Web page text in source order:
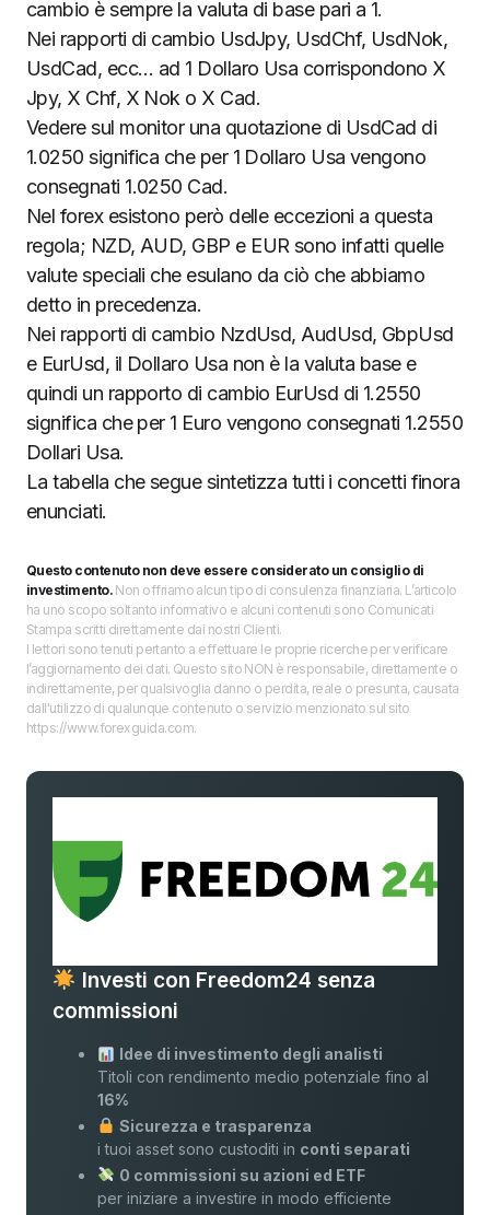
cambio è sempre la valuta di base pari a 1.
Nei rapporti di cambio UsdJpy, UsdChf, UsdNok,
UsdCad, ecc… ad 1 Dollaro Usa corrispondono X
Jpy, X Chf, X Nok o X Cad.
Vedere sul monitor una quotazione di UsdCad di
1.0250 significa che per 1 Dollaro Usa vengono
consegnati 1.0250 Cad.
Nel forex esistono però delle eccezioni a questa
regola; NZD, AUD, GBP e EUR sono infatti quelle
valute speciali che esulano da ciò che abbiamo
detto in precedenza.
Nei rapporti di cambio NzdUsd, AudUsd, GbpUsd
e EurUsd, il Dollaro Usa non è la valuta base e
quindi un rapporto di cambio EurUsd di 1.2550
significa che per 1 Euro vengono consegnati 1.2550
Dollari Usa.
La tabella che segue sintetizza tutti i concetti finora
enunciati.
Questo contenuto non deve essere considerato un consiglio di
investimento.Non offriamo alcun tipo di consulenza finanziaria. L’articolo
ha uno scopo soltanto informativo e alcuni contenuti sono Comunicati
Stampa scritti direttamente dai nostri Clienti.
I lettori sono tenuti pertanto a effettuare le proprie ricerche per verificare
l’aggiornamento dei dati. Questo sito NON è responsabile, direttamente o
indirettamente, per qualsivoglia danno o perdita, reale o presunta, causata
dall'utilizzo di qualunque contenuto o servizio menzionato sul sito
https://www.forexguida.com.
Investi con Freedom24 senza
commissioni
Idee di investimento degli analisti
Titoli con rendimento medio potenziale fino al
16%
Sicurezza e trasparenza
i tuoi asset sono custoditi in conti separati
0 commissioni su azioni ed ETF
per iniziare a investire in modo efficiente